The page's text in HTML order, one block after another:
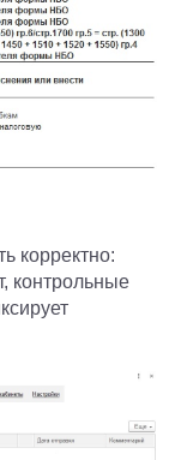
корректно:
контрольные